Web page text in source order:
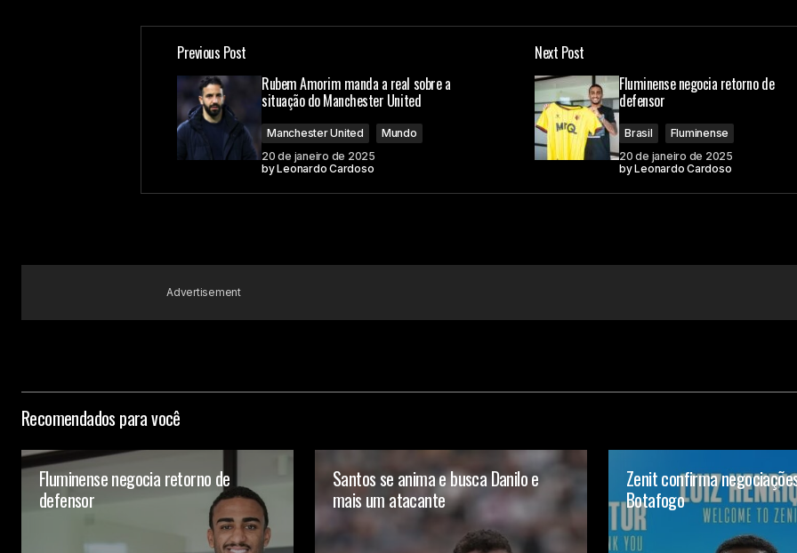
Previous Post
Rubem Amorim manda a real sobre a
situação do Manchester United
Manchester United
Mundo
20 de janeiro de 2025
byLeonardo Cardoso
Next Post
Fluminense negocia retorno de
defensor
Brasil
Fluminense
20 de janeiro de 2025
byLeonardo Cardoso
Advertisement
Recomendados para você
Fluminense negocia retorno de
defensor
Santos se anima e busca Danilo e
mais um atacante
Zenit confirma
Botafogo